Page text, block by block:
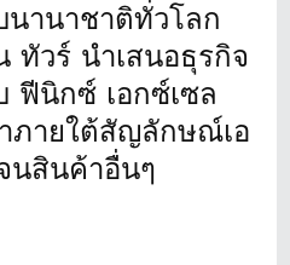
นานาชาติทั่วโลก
ทัวร์ นำเสนอธุรกิจ
ฟีนิกซ์ เอกซ์เซล
ภายใต้สัญลักษณ์เอ
นสินค้าอื่นๆ